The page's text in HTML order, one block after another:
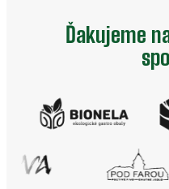
Ďakujeme